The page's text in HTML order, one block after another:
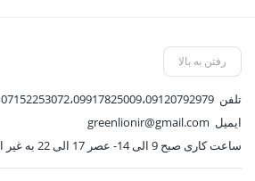
3,483,900 تومان.
رفتن به بالا
تلفن 07152253072،09917825009،09120792979
ایمیل greenlionir@gmail.com
ساعت کاری صبح 9 الی 14- عصر 17 الی 22 به غیر از تعطیلات رسمی